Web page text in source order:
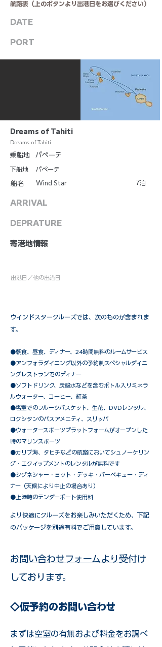
航路表（上のボタンより出港日をお選びください）
DATE
PORT
Dreams of Tahiti
Dreams of Tahiti
乗船地
下船地
船名
パペーテ
パペーテ
Wind Star 7泊
ARRIVAL
DEPRATURE
​寄港地情報
出港日／他の出港日
ウインドスタークルーズでは、次のものが含まれま
す。
●朝食、昼食、ディナー、24時間無料のルームサービス
​●アンフォラダイニング以外の予約制スペシャルダイニ
ングレストランでのディナー
●ソフトドリンク、炭酸水などを含むボトル入りミネラ
ルウォーター、コーヒー、紅茶
●客室でのフルーツバスケット、生花、DVDレンタル、
ロクシタンのバスアメニティ、スリッパ
●ウォータースポーツプラットフォームがオープンした
時のマリンスポーツ
●カリブ海、タヒチなどの航路においてシュノーケリン
グ・エクイップメントのレンタルが無料です
​●シグネシャー・ヨット・デッキ・バーベキュー・ディ
ナー（天候により中止の場合あり）
●上陸時のテンダーボート使用料
​より快適にクルーズをお楽しみいただくため、下記
のパッケージを別途有料でご用意しています。​
お問い合わせフォームより 受付け
しております。
◇仮予約のお問い合わせ
まずは空室の有無および料金をお調べ